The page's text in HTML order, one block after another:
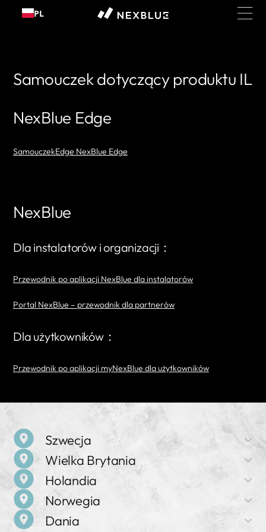
do
PL
Samouczek dotyczący produktu IL
NexBlue Edge
SamouczekEdge NexBlue Edge
NexBlue
Dla instalatorów i organizacji：
Przewodnik po aplikacji NexBlue dla instalatorów
Portal NexBlue – przewodnik dla partnerów
Dla użytkowników：
Przewodnik po aplikacji myNexBlue dla użytkowników
Szwecja
Nazwa firmy
NexBlue
Adres
Birger Jarlsgatan 57 C, 113 56 Sztokholm, Szwecja
Wielka Brytania
Nazwa firmy
NexBlue
Adres
Holandia
Nazwa firmy
NexBlue
Norwegia
Nazwa firmy
Dania